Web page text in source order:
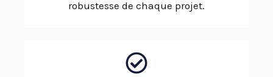
robustesse de chaque projet.​